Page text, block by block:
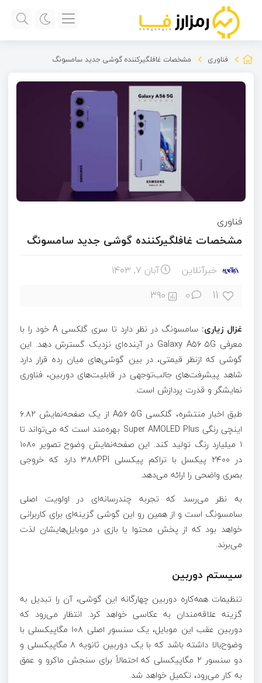
فناوری مشخصات غافلگیرکننده گوشی جدید سامسونگ
فناوری
مشخصات غافلگیرکننده گوشی جدید سامسونگ
خبرآنلاین آبان ۷, ۱۴۰۳
11
0
390
غزال زیاری:
سامسونگ در نظر دارد تا سری گلکسی A خود را با
معرفی Galaxy A۵۶ ۵G در آینده‌ای نزدیک گسترش دهد. این
گوشی که ازنظر قیمتی، در بین گوشی‌های میان رده قرار دارد
شاهد پیشرفت‌های جالب‌توجهی در قابلیت‌های دوربین، فناوری
نمایشگر و قدرت پردازش است.
طبق اخبار منتشره، گلکسی A۵۶ ۵G از یک صفحه‌نمایش ۶.۸۲
اینچی رنگی Super AMOLED Plus بهره‌مند است که می‌تواند تا
۱ میلیارد رنگ تولید کند. این صفحه‌نمایش وضوح تصویر ۱۰۸۰
در ۲۴۰۰ پیکسل با تراکم پیکسلی ۳۸۸PPI دارد که خروجی
بصری واضحی را ارائه می‌دهد.
به نظر می‌رسد که تجربه چندرسانه‌ای در اولویت اصلی
سامسونگ است و از همین رو این گوشی گزینه‌ای برای کاربرانی
خواهد بود که از پخش محتوا یا بازی در موبایل‌هایشان لذت
می‌برند.
سیستم دوربین
تنظیمات همه‌کاره دوربین چهارگانه این گوشی، آن را تبدیل به
گزینه علاقه‌مندان به عکاسی خواهد کرد. انتظار می‌رود که
دوربین عقب این موبایل، یک سنسور اصلی ۱۰۸ مگاپیکسلی با
وضوح‌بالا داشته باشد که با یک دوربین ثانویه ۸ مگاپیکسلی و
دو سنسور ۲ مگاپیکسلی که احتمالاً برای سنجش ماکرو و عمق
به کار می‌رود، تکمیل خواهد شد.